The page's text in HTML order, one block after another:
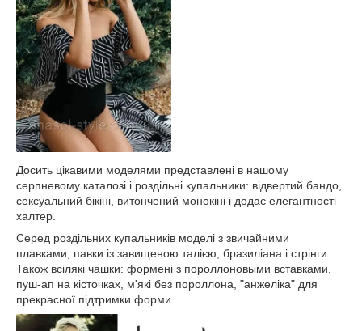
Досить цікавими моделями представлені в нашому
серпневому каталозі і роздільні купальники: відвертий бандо,
сексуальний бікіні, витончений монокіні і додає елегантності
халтер.
Серед роздільних купальників моделі з звичайними
плавками, павки із завищеною талією, бразиліана і стрінги.
Також всілякі чашки: формені з пороллоновыми вставками,
пуш-ап на кісточках, м'які без пороллона, "анжеліка" для
прекрасної підтримки форми.